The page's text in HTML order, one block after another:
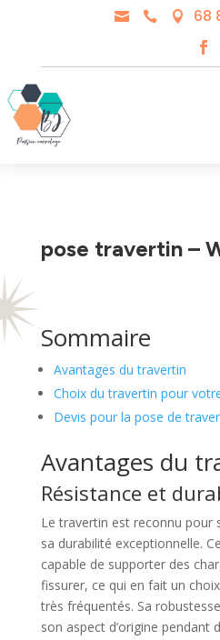
   68
pose travertin –
Sommaire
Avantages du travertin
Choix du travertin pour
Devis pour la pose de
Avantages du
Résistance et
Le travertin est reconnu pour
sa durabilité exceptionnelle.
capable de supporter des
fissurer, ce qui en fait un
très fréquentés. Sa
son aspect d’origine pendant